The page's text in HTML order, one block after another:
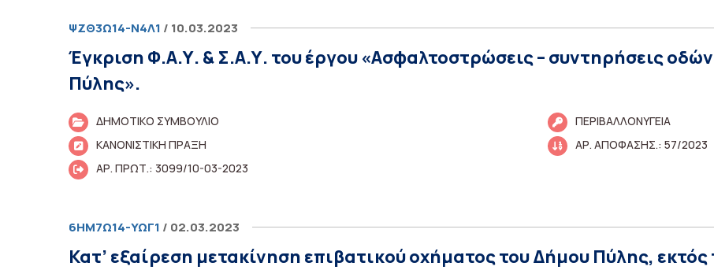
ΨΖΘ3Ω14-Ν4Λ1 / 10.03.2023
Έγκριση Φ.Α.Υ. & Σ.Α.Υ. του έργου «Ασφαλτοστρώσεις – συντηρήσεις
Πύλης».
ΔΗΜΟΤΙΚΟ ΣΥΜΒΟΥΛΙΟ
ΠΕΡΙΒΑΛΛΟΝΥΓΕΙΑ
ΚΑΝΟΝΙΣΤΙΚΗ ΠΡΑΞΗ
ΑΡ. ΑΠΟΦΑΣΗΣ.: 57/2023
ΑΡ. ΠΡΩΤ.: 3099/10-03-2023
6ΗΜ7Ω14-ΥΩΓ1 / 02.03.2023
Κατ’ εξαίρεση μετακίνηση επιβατικού οχήματος του Δήμου Πύλης,